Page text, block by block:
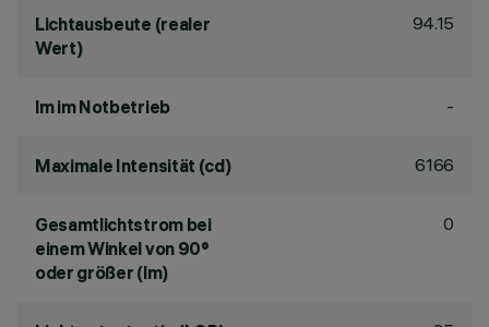
Lichtausbeute (realer
Wert)
94.15
lm im Notbetrieb -
Maximale Intensität (cd) 6166
Gesamtlichtstrom bei
einem Winkel von 90°
oder größer (lm)
0